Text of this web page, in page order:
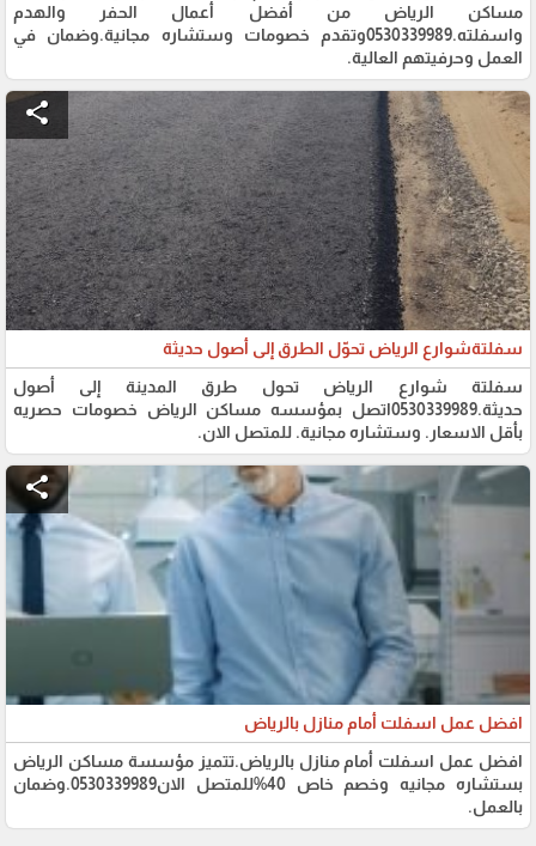
مساكن الرياض من أفضل أعمال الحفر والهدم
واسفلته.0530339989وتقدم خصومات وستشاره مجانية.وضمان في
العمل وحرفيتهم العالية.
share
سفلتةشوارع الرياض تحوّل الطرق إلى أصول حديثة
سفلتة شوارع الرياض تحول طرق المدينة إلى أصول
حديثة.0530339989اتصل بمؤسسه مساكن الرياض خصومات حصريه
بأقل الاسعار. وستشاره مجانية. للمتصل الان.
share
افضل عمل اسفلت أمام منازل بالرياض
افضل عمل اسفلت أمام منازل بالرياض.تتميز مؤسسة مساكن الرياض
بستشاره مجانيه وخصم خاص 40%للمتصل الان0530339989.وضمان
بالعمل.